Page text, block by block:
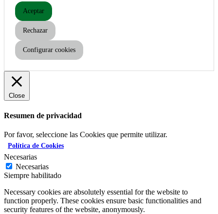
Aceptar
Rechazar
Configurar cookies
Close
Resumen de privacidad
Por favor, seleccione las Cookies que permite utilizar.
Política de Cookies
Necesarias
Necesarias
Siempre habilitado
Necessary cookies are absolutely essential for the website to
function properly. These cookies ensure basic functionalities and
security features of the website, anonymously.